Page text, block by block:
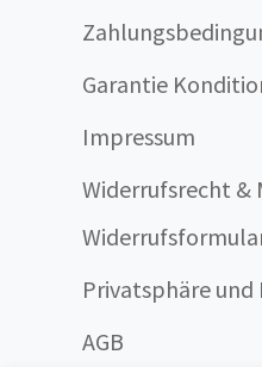
Garantie
Impressum
Widerrufsrecht &
Privatsphäre und
AGB